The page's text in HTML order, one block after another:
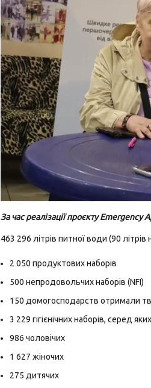
За час реалізації проєкту Emergency
463 296 літрів питної води (90 літрів
2 050 продуктових наборів
500 непродовольчих наборів (NFI)
150 домогосподарств отримали
3 229 гігієнічних наборів, серед
986 чоловічих
1 627 жіночих
275 дитячих